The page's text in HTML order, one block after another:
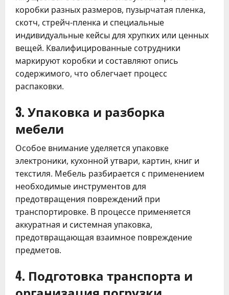
коробки разных размеров, пузырчатая пленка,
скотч, стрейч-пленка и специальные
индивидуальные кейсы для хрупких или ценных
вещей. Квалифицированные сотрудники
маркируют коробки и составляют опись
содержимого, что облегчает процесс
распаковки.
3. Упаковка и разборка
мебели
Особое внимание уделяется упаковке
электроники, кухонной утвари, картин, книг и
текстиля. Мебель разбирается с применением
необходимые инструментов для
предотвращения повреждений при
транспортировке. В процессе применяется
аккуратная и системная упаковка,
предотвращающая взаимное повреждение
предметов.
4. Подготовка транспорта и